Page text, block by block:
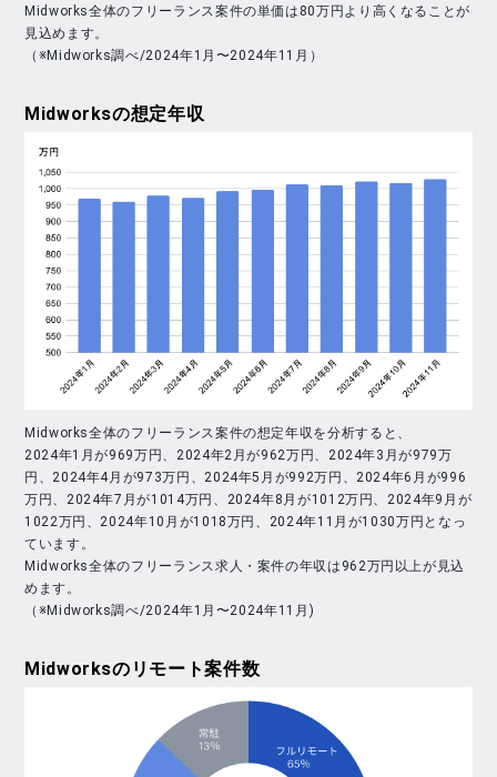
Midworks全体のフリーランス案件の単価は80万円より高くなることが
見込めます。
（※Midworks調べ/2024年1月〜2024年11月）
Midworksの想定年収
Midworks全体のフリーランス案件の想定年収を分析すると、
2024年1月が969万円、2024年2月が962万円、2024年3月が979万
円、2024年4月が973万円、2024年5月が992万円、2024年6月が996
万円、2024年7月が1014万円、2024年8月が1012万円、2024年9月が
1022万円、2024年10月が1018万円、2024年11月が1030万円となっ
ています。
Midworks全体のフリーランス求人・案件の年収は962万円以上が見込
めます。
（※Midworks調べ/2024年1月〜2024年11月)
Midworksのリモート案件数